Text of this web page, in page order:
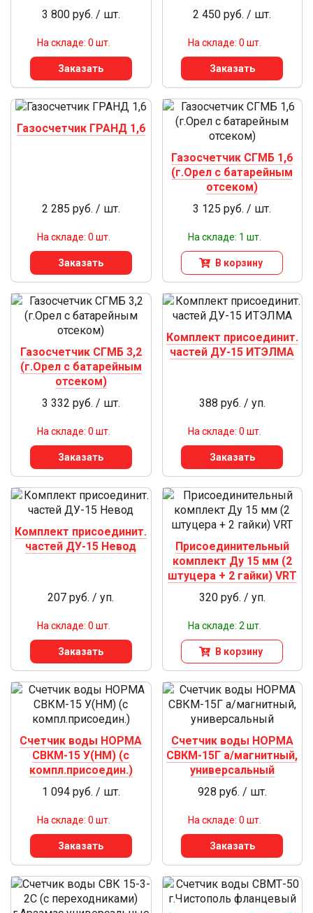
3 800 руб. / шт.
На складе: 0 шт.
Заказать
2 450 руб. / шт.
На складе: 0 шт.
Заказать
Газосчетчик ГРАНД 1,6
2 285 руб. / шт.
На складе: 0 шт.
Заказать
Газосчетчик СГМБ 1,6
(г.Орел с батарейным
отсеком)
3 125 руб. / шт.
На складе: 1 шт.
В корзину
Газосчетчик СГМБ 3,2
(г.Орел с батарейным
отсеком)
3 332 руб. / шт.
На складе: 0 шт.
Заказать
Комплект присоединит.
частей ДУ-15 ИТЭЛМА
388 руб. / уп.
На складе: 0 шт.
Заказать
Комплект присоединит.
частей ДУ-15 Невод
207 руб. / уп.
На складе: 0 шт.
Заказать
Присоединительный
комплект Ду 15 мм (2
штуцера + 2 гайки) VRT
320 руб. / уп.
На складе: 2 шт.
В корзину
Счетчик воды НОРМА
СВКМ-15 У(НМ) (с
компл.присоедин.)
1 094 руб. / шт.
На складе: 0 шт.
Заказать
Счетчик воды НОРМА
СВКМ-15Г а/магнитный,
универсальный
928 руб. / шт.
На складе: 0 шт.
Заказать